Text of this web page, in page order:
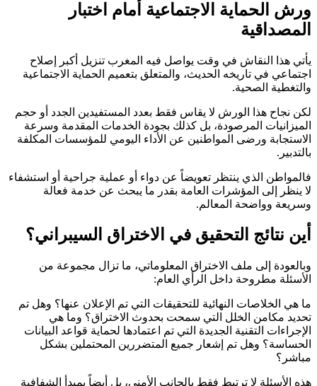
ورش الحماية الاجتماعية أمام اختبار
المصداقية
يأتي هذا النقاش في وقت يواصل فيه المغرب تنزيل أكبر إصلاح
اجتماعي في تاريخه الحديث، والمتعلق بتعميم الحماية الاجتماعية
والتغطية الصحية.
لكن نجاح هذا الورش لا يقاس فقط بعدد المستفيدين الجدد أو حجم
الميزانيات المرصودة، بل كذلك بجودة الخدمات المقدمة وسرعة
الاستجابة ورضى المواطنين عن الأداء اليومي للمؤسسات المكلفة
بالتدبير.
فالمواطن الذي ينتظر تعويضاً عن دواء أو عملية جراحية أو استشفاء
لا ينظر إلى المؤشرات العامة بقدر ما يبحث عن خدمة فعالة
وسريعة وواضحة المعالم.
أين نتائج التحقيق في الاختراق السيبراني؟
وبالعودة إلى ملف الاختراق المعلوماتي، ما تزال مجموعة من
الأسئلة مطروحة داخل الرأي العام:
ما هي الخلاصات النهائية للتحقيقات التي تم الإعلان عنها؟ وهل تم
تحديد مكامن الخلل التي سمحت بحدوث الاختراق؟ وما هي
الإجراءات التقنية الجديدة التي تم اعتمادها لحماية قواعد البيانات
الحساسة؟ وهل تم إشعار جميع المتضررين المحتملين بشكل
مباشر؟
هذه الأسئلة لا ترتبط فقط بالجانب الأمني، بل أيضاً بمبدأ الشفافية